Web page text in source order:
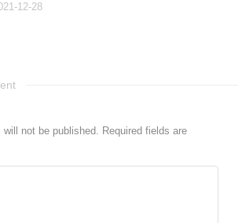
12-28
will not be published. Required fields are